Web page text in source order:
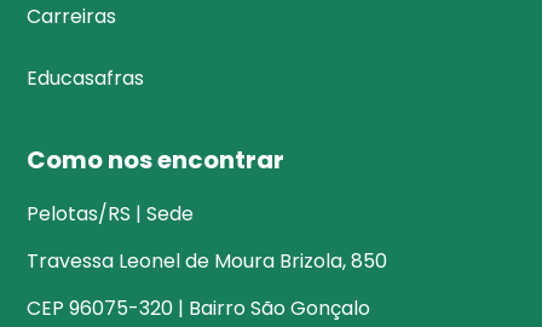
Carreiras
Educasafras
Como nos encontrar
Pelotas/RS | Sede
Travessa Leonel de Moura Brizola, 850
CEP 96075-320 | Bairro São Gonçalo